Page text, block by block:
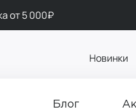
от 5 000₽
Новинки
Блог